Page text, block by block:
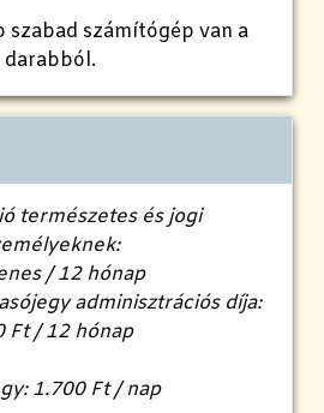
szabad számítógép van a
darabból.
természetes és jogi
/ 12 hónap
adminisztrációs díja:
Ft / 12 hónap
1.700 Ft / nap